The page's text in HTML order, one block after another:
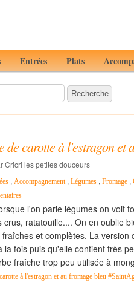
Entrées Plats
de carotte à l'estragon et
Cricri les petites douceurs
, Accompagnement , Légumes , Fromage ,
l'on parle légumes on voit
crus, ratatouille.... On en oublie
fraîches et complètes. La
la fois puis qu'elle contient très
fraîche trop peu utilisée à
à l'estragon et au fromage bleu